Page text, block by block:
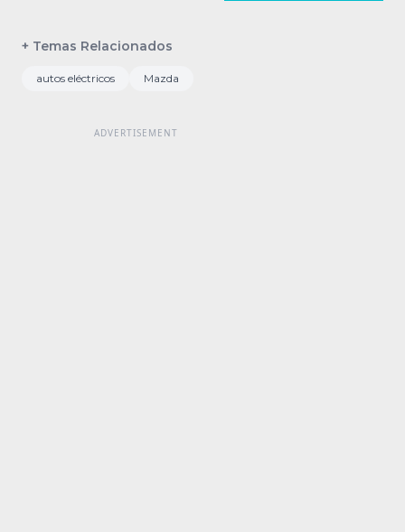
+ Temas Relacionados
autos eléctricos Mazda